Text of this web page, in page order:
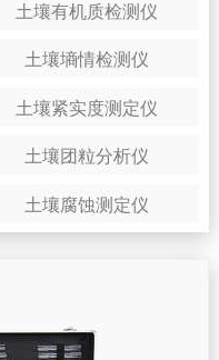
土壤有机质检测仪
土壤墒情检测仪
土壤紧实度测定仪
土壤团粒分析仪
土壤腐蚀测定仪